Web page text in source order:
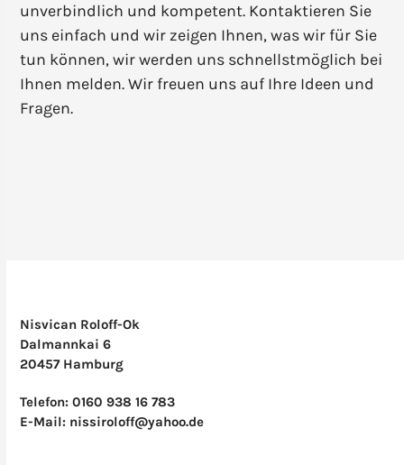
unverbindlich und kompetent. Kontaktieren Sie
uns einfach und wir zeigen Ihnen, was wir für Sie
tun können, wir werden uns schnellstmöglich bei
Ihnen melden. Wir freuen uns auf Ihre Ideen und
Fragen.
Nisvican Roloff-Ok
Dalmannkai 6
20457 Hamburg
Telefon: 0160 938 16 783
E-Mail: nissiroloff@yahoo.de